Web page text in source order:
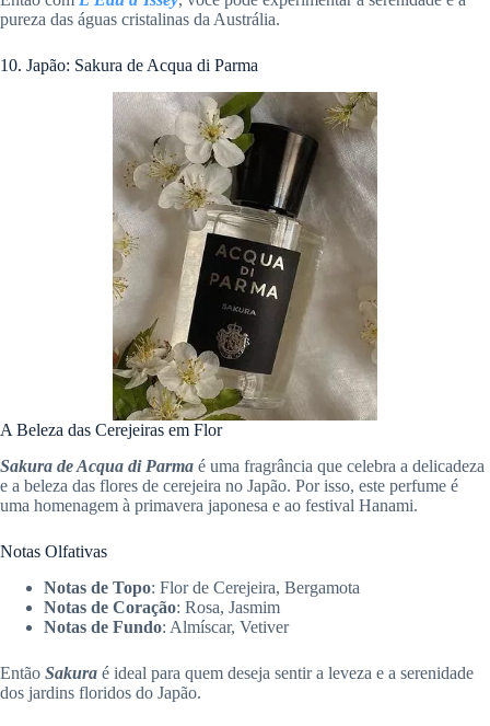
pureza das águas cristalinas da Austrália.
10. Japão: Sakura de Acqua di Parma
A Beleza das Cerejeiras em Flor
Sakura de Acqua di Parma é uma fragrância que celebra a delicadeza
e a beleza das flores de cerejeira no Japão. Por isso, este perfume é
uma homenagem à primavera japonesa e ao festival Hanami.
Notas Olfativas
Notas de Topo: Flor de Cerejeira, Bergamota
Notas de Coração: Rosa, Jasmim
Notas de Fundo: Almíscar, Vetiver
Então Sakura é ideal para quem deseja sentir a leveza e a serenidade
dos jardins floridos do Japão.